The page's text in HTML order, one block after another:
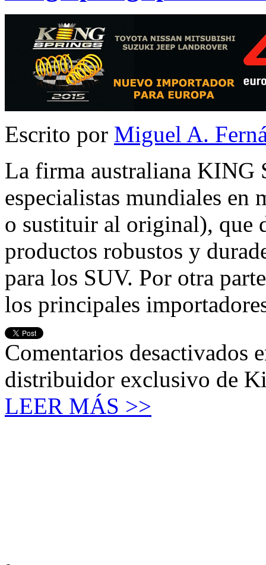
Escrito por Miguel A.
La firma australiana KING
especialistas mundiales en
o sustituir al original), que
productos robustos y
para los SUV. Por otra
los principales
Comentarios desactivados
distribuidor exclusivo de
LEER MÁS >>